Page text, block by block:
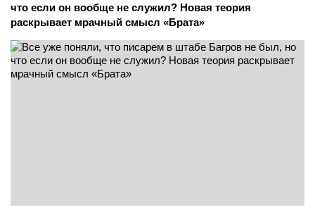
что если он вообще не служил? Новая теория
раскрывает мрачный смысл «Брата»